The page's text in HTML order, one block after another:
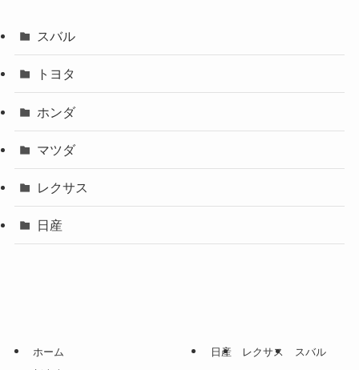
スバル
トヨタ
ホンダ
マツダ
レクサス
日産
ホーム
日産 レクサス スバル